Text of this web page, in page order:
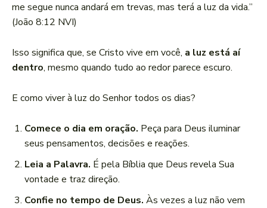
me segue nunca andará em trevas, mas terá a luz da vida.”
(João 8:12 NVI)
Isso significa que, se Cristo vive em você, a luz está aí
dentro, mesmo quando tudo ao redor parece escuro.
E como viver à luz do Senhor todos os dias?
Comece o dia em oração. Peça para Deus iluminar
seus pensamentos, decisões e reações.
Leia a Palavra. É pela Bíblia que Deus revela Sua
vontade e traz direção.
Confie no tempo de Deus. Às vezes a luz não vem